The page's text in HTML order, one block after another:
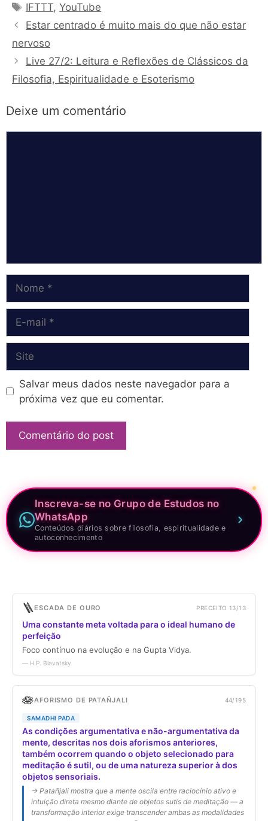
Tags
IFTTT,YouTube
Estar centrado é muito mais do que não estar
nervoso
Live 27/2: Leitura e Reflexões de Clássicos da
Filosofia, Espiritualidade e Esoterismo
Deixe um comentário
mail
Salvar meus dados neste navegador para a
próxima vez que eu comentar.
Inscreva-se no Grupo de Estudos no
WhatsApp
Conteúdos diários sobre filosofia, espiritualidade e
autoconhecimento